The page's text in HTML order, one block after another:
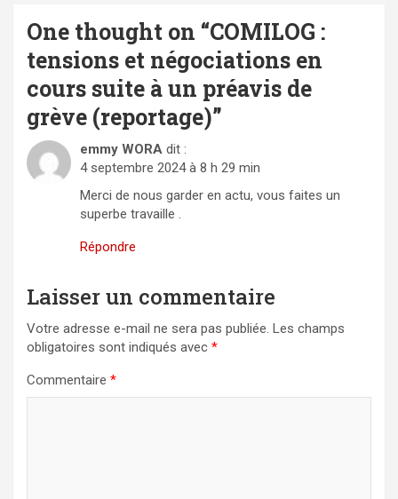
One thought on “COMILOG :
tensions et négociations en
cours suite à un préavis de
grève (reportage)”
emmy WORA dit :
4 septembre 2024 à 8 h 29 min
Merci de nous garder en actu, vous faites un
superbe travaille .
Répondre
Laisser un commentaire
Votre adresse e-mail ne sera pas publiée. Les champs
obligatoires sont indiqués avec *
Commentaire *